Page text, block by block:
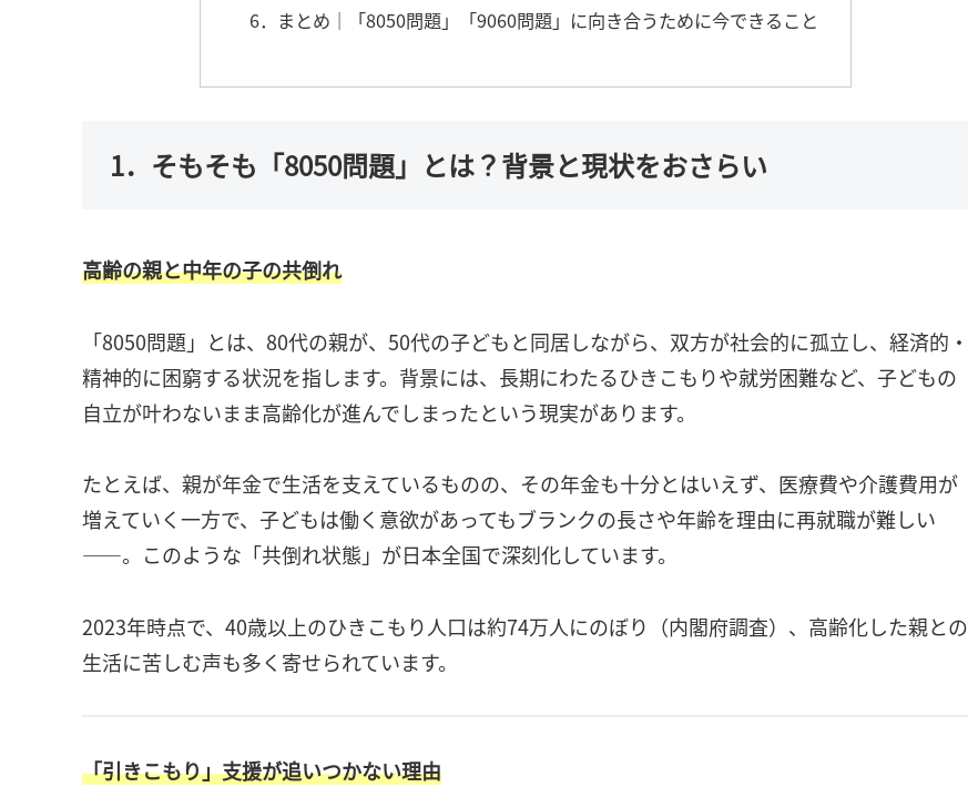
6．まとめ｜「8050問題」「9060問題」に向き合うために今できること
1．そもそも「8050問題」とは？背景と現状をおさらい
高齢の親と中年の子の共倒れ
「8050問題」とは、80代の親が、50代の子どもと同居しながら、双方が社会的に孤立し、経済的・
精神的に困窮する状況を指します。背景には、長期にわたるひきこもりや就労困難など、子どもの
自立が叶わないまま高齢化が進んでしまったという現実があります。
たとえば、親が年金で生活を支えているものの、その年金も十分とはいえず、医療費や介護費用が
増えていく一方で、子どもは働く意欲があってもブランクの長さや年齢を理由に再就職が難しい
――。このような「共倒れ状態」が日本全国で深刻化しています。
2023年時点で、40歳以上のひきこもり人口は約74万人にのぼり（内閣府調査）、高齢化した親との
生活に苦しむ声も多く寄せられています。
「引きこもり」支援が追いつかない理由